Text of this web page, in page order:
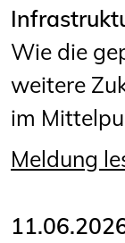
Recht
Wie die
weitere
im
Meldung